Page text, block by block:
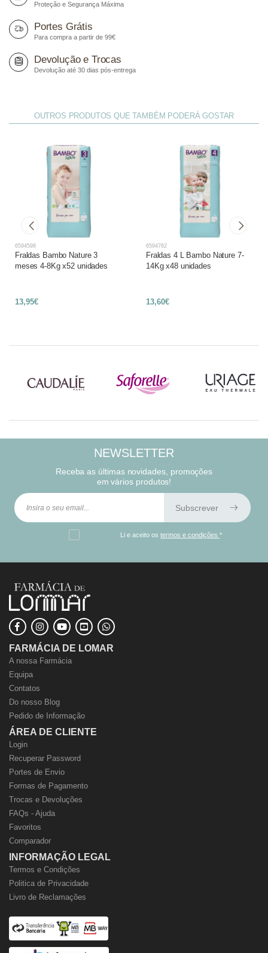
Proteção e Segurança Máxima
Portes Grátis
Para compra a partir de 99€
Devolução e Trocas
Devolução até 30 dias pós-entrega
OUTROS PRODUTOS QUE TAMBÉM PODERÁ GOSTAR
6594598
Fraldas Bambo Nature 3
meses 4-8Kg x52 unidades
13,95€
6594762
Fraldas 4 L Bambo Nature 7-
14Kg x48 unidades
13,60€
NEWSLETTER
Receba as últimas novidades, promoções
em vários produtos!
Subscrever
Li e aceito ostermos e condições*
FARMÁCIA DE LOMAR
A nossa Farmácia
Equipa
Contatos
Do nosso Blog
Pedido de Informação
ÁREA DE CLIENTE
Login
Recuperar Password
Portes de Envio
Formas de Pagamento
Trocas e Devoluções
FAQs - Ajuda
Favoritos
Comparador
INFORMAÇÃO LEGAL
Termos e Condições
Politica de Privacidade
Livro de Reclamações